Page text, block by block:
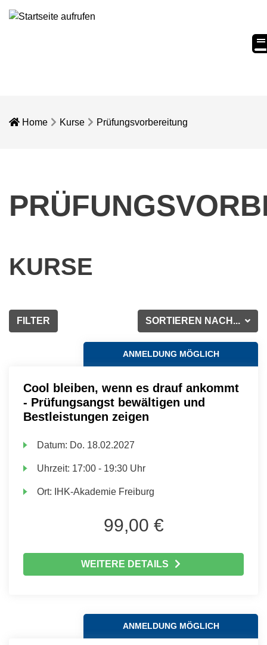
Home Kurse Prüfungsvorbereitung
KURSE
SORTIEREN NACH...
FILTER
ANMELDUNG MÖGLICH
Cool bleiben, wenn es drauf ankommt
- Prüfungsangst bewältigen und
Bestleistungen zeigen
Datum: Do. 18.02.2027
Uhrzeit: 17:00 - 19:30 Uhr
Ort: IHK-Akademie Freiburg
99,00 €
WEITERE DETAILS
ANMELDUNG MÖGLICH